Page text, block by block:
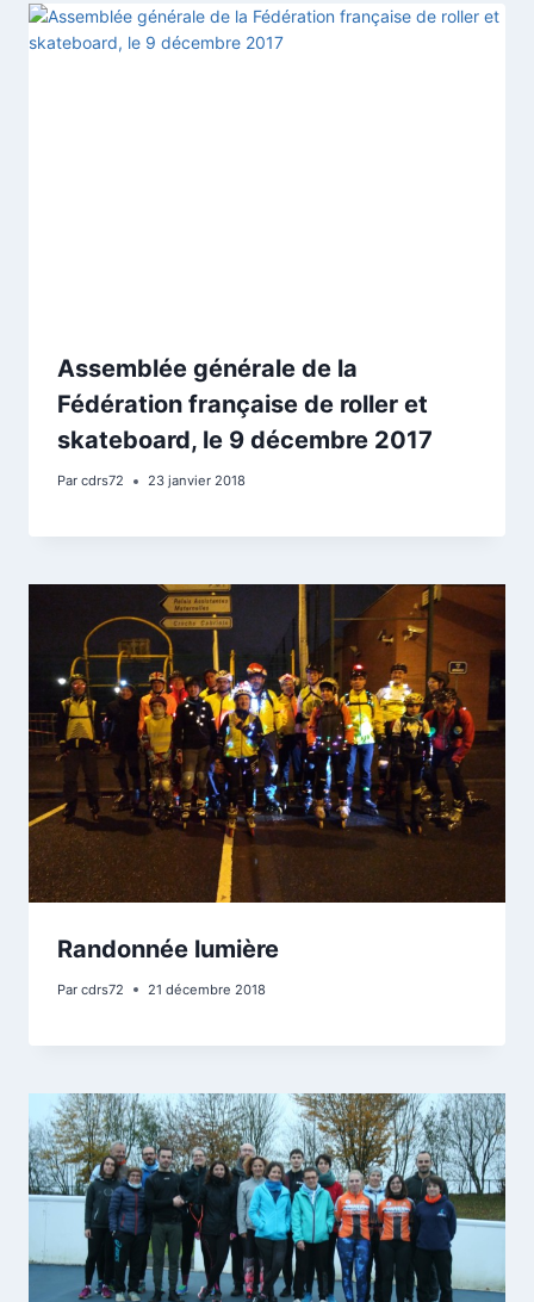
Assemblée générale de la
Fédération française de roller et
skateboard, le 9 décembre 2017
Par cdrs72 23 janvier 2018
Randonnée lumière
Par cdrs72 21 décembre 2018